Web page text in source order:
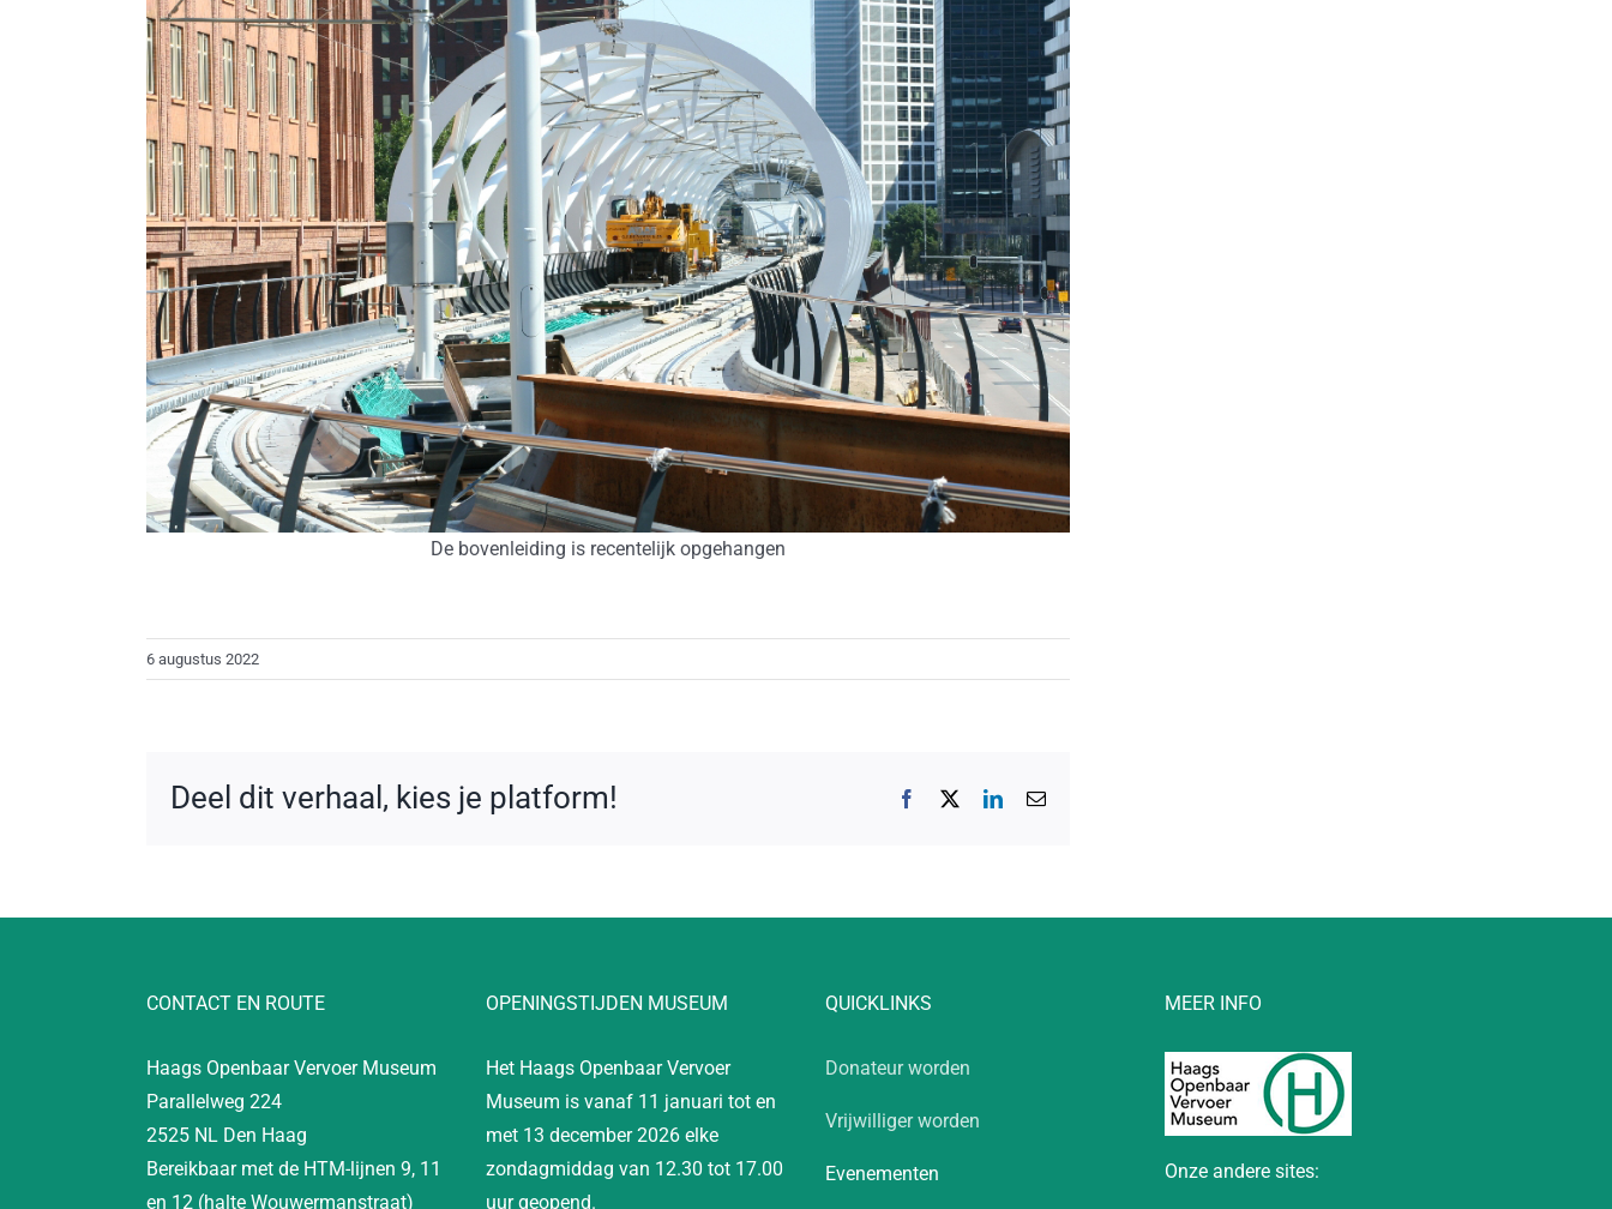
De bovenleiding is recentelijk opgehangen
6 augustus 2022
Deel dit verhaal, kies je platform! Facebook LinkedIn
E-
CONTACT EN ROUTE
Haags Openbaar Vervoer Museum
Parallelweg 224
2525 NL Den Haag
Bereikbaar met de HTM-lijnen 9, 11
en 12 (halte Wouwermanstraat)
OPENINGSTIJDEN MUSEUM
Het Haags Openbaar Vervoer
Museum is vanaf 11 januari tot en
met 13 december 2026 elke
zondagmiddag van 12.30 tot 17.00
uur geopend.
QUICKLINKS
Donateur worden
Vrijwilliger worden
Evenementen
MEER INFO
Onze andere sites: